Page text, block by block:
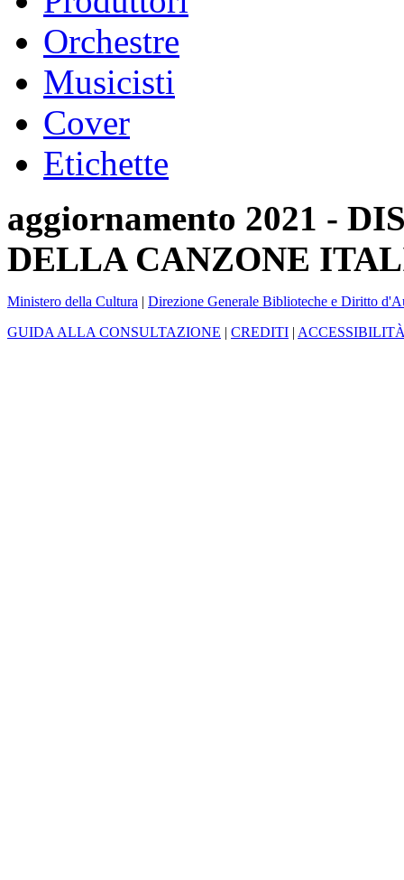
Orchestre
Musicisti
Cover
Etichette
aggiornamento 2021 -
DELLA CANZONE
Ministero della Cultura | Direzione Generale Biblioteche e Diritto
GUIDA ALLA CONSULTAZIONE | CREDITI |